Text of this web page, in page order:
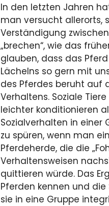
In den letzten Jahren
man versucht allerorts,
Verständigung
„brechen“, wie das
glauben, dass das
Lächelns so gern mit
des Pferdes beruht auf
Verhaltens. Soziale
leichter konditionieren
Sozialverhalten in einer
zu spüren, wenn man
Pferdeherde, die die
Verhaltensweisen
quittieren würde. Das
Pferden kennen und
sie in eine Gruppe